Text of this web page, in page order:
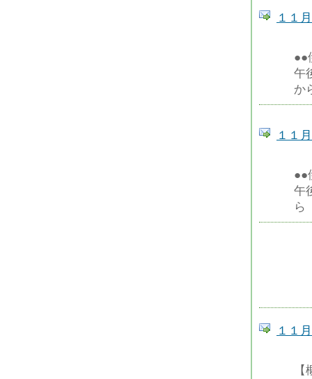
１１
●●
午
か
１１
●●
午
ら
１１